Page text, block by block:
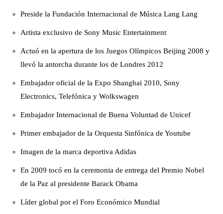
Preside la Fundación Internacional de Música Lang Lang
Artista exclusivo de Sony Music Entertainment
Actuó en la apertura de los Juegos Olímpicos Beijing 2008 y
llevó la antorcha durante los de Londres 2012
Embajador oficial de la Expo Shanghai 2010, Sony
Electronics, Telefónica y Wolkswagen
Embajador Internacional de Buena Voluntad de Unicef
Primer embajador de la Orquesta Sinfónica de Youtube
Imagen de la marca deportiva Adidas
En 2009 tocó en la ceremonia de entrega del Premio Nobel
de la Paz al presidente Barack Obama
Líder global por el Foro Económico Mundial